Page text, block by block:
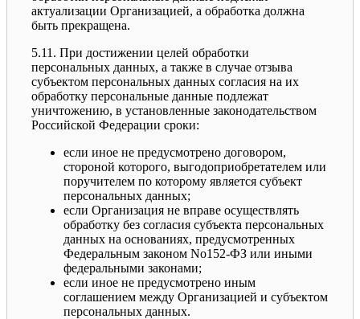
актуализации Организацией, а обработка должна
быть прекращена.
5.11. При достижении целей обработки
персональных данных, а также в случае отзыва
субъектом персональных данных согласия на их
обработку персональные данные подлежат
уничтожению, в установленные законодательством
Российской Федерации сроки:
если иное не предусмотрено договором,
стороной которого, выгодоприобретателем или
поручителем по которому является субъект
персональных данных;
если Организация не вправе осуществлять
обработку без согласия субъекта персональных
данных на основаниях, предусмотренных
Федеральным законом No152-ФЗ или иными
федеральными законами;
если иное не предусмотрено иным
соглашением между Организацией и субъектом
персональных данных.